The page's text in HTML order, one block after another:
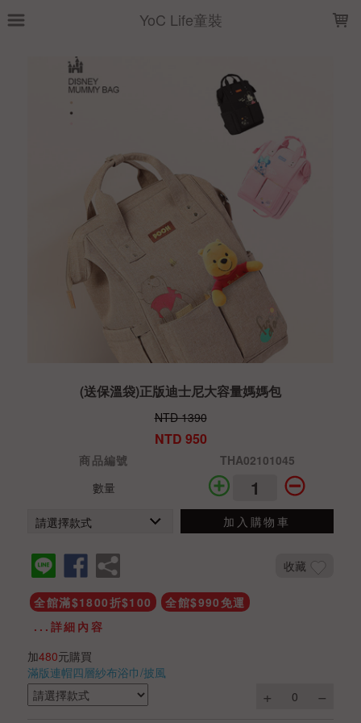
YoC Life童裝
(送保溫袋)正版迪士尼大容量媽媽包
NTD 1390
NTD 950
商品編號
THA02101045
數量
加入購物車
收藏
全館滿$1800折$100
全館$990免運
...詳細內容
加480元購買
滿版連帽四層紗布浴巾/披風